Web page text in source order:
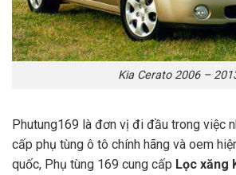
Kia Cerato 2006 –
Phutung169 là đơn vị đi đầu trong việc
cấp phụ tùng ô tô chính hãng và oem
quốc, Phụ tùng 169 cung cấp Lọc xăng